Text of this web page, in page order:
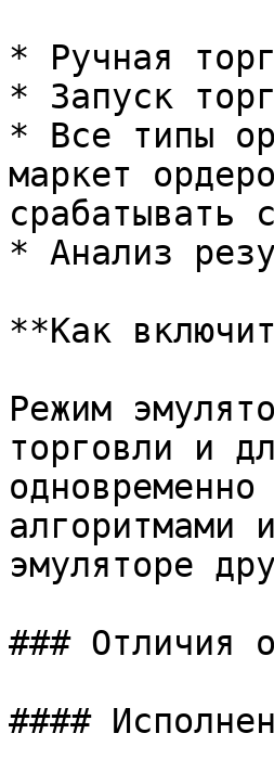
* Ручная
* Запуск
* Все типы
маркет
срабатывать
* Анализ
**Как
Режим
торговли и
алгоритмами
эмуляторе
### Отличия
####